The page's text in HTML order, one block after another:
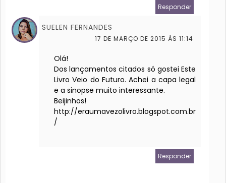
Responder
SUELEN FERNANDES
17 DE MARÇO DE 2015 ÀS 11:14
Olá!
Dos lançamentos citados só gostei Este
Livro Veio do Futuro. Achei a capa legal
e a sinopse muito interessante.
Beijinhos!
http://eraumavezolivro.blogspot.com.br
/
Responder